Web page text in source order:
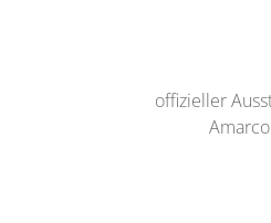
offizieller